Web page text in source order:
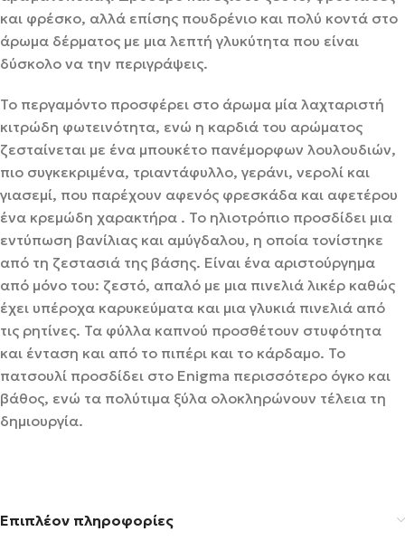
και φρέσκο, αλλά επίσης πουδρένιο και πολύ κοντά στο
άρωμα δέρματος με μια λεπτή γλυκύτητα που είναι
δύσκολο να την περιγράψεις.
Το περγαμόντο προσφέρει στο άρωμα μία λαχταριστή
κιτρώδη φωτεινότητα, ενώ η καρδιά του αρώματος
ζεσταίνεται με ένα μπουκέτο πανέμορφων λουλουδιών,
πιο συγκεκριμένα, τριαντάφυλλο, γεράνι, νερολί και
γιασεμί, που παρέχουν αφενός φρεσκάδα και αφετέρου
ένα κρεμώδη χαρακτήρα . Το ηλιοτρόπιο προσδίδει μια
εντύπωση βανίλιας και αμύγδαλου, η οποία τονίστηκε
από τη ζεστασιά της βάσης. Είναι ένα αριστούργημα
από μόνο του: ζεστό, απαλό με μια πινελιά λικέρ καθώς
έχει υπέροχα καρυκεύματα και μια γλυκιά πινελιά από
τις ρητίνες. Τα φύλλα καπνού προσθέτουν στυφότητα
και ένταση και από το πιπέρι και το κάρδαμο. Το
πατσουλί προσδίδει στο Enigma περισσότερο όγκο και
βάθος, ενώ τα πολύτιμα ξύλα ολοκληρώνουν τέλεια τη
δημιουργία.
Επιπλέον πληροφορίες